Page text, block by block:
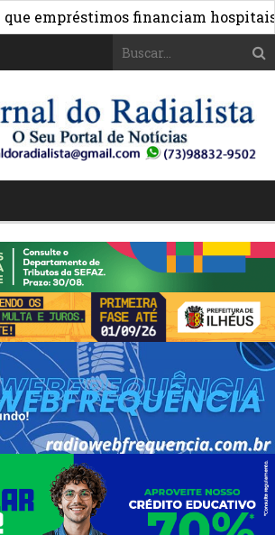
financiam hospitais e